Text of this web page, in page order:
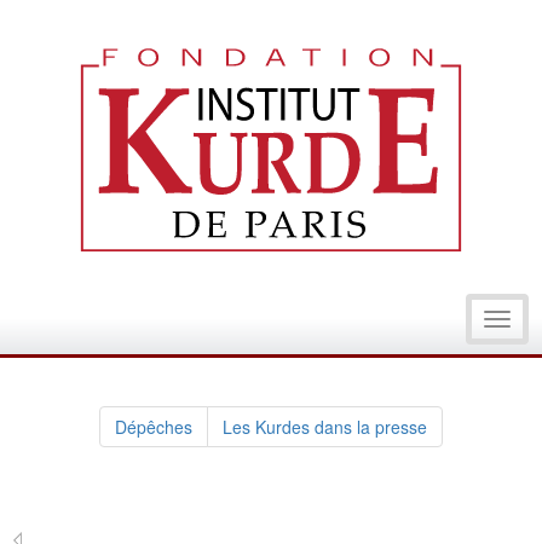
Dépêches Les Kurdes dans la presse